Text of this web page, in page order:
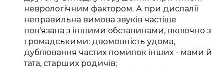
неврологічним фактором. А при дислалії
неправильна вимова звуків частіше
пов'язана з іншими обставинами, включно з
громадськими: двомовність удома,
дублювання частих помилок інших - мами й
тата, старших родичів;